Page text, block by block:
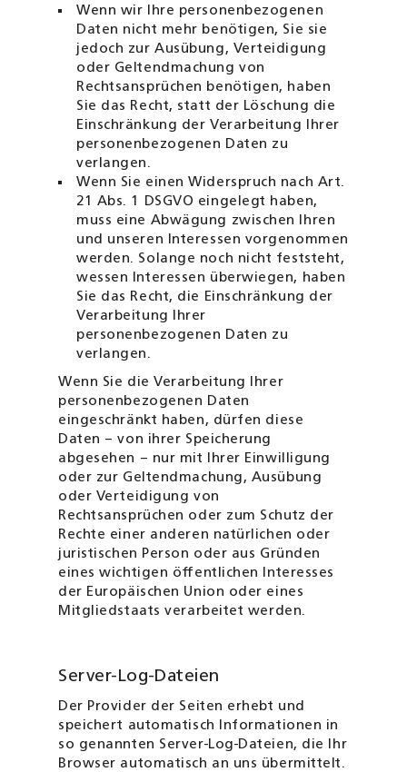
Wenn wir Ihre personenbezogenen
Daten nicht mehr benötigen, Sie sie
jedoch zur Ausübung, Verteidigung
oder Geltendmachung von
Rechtsansprüchen benötigen, haben
Sie das Recht, statt der Löschung die
Einschränkung der Verarbeitung Ihrer
personenbezogenen Daten zu
verlangen.
Wenn Sie einen Widerspruch nach Art.
21 Abs. 1 DSGVO eingelegt haben,
muss eine Abwägung zwischen Ihren
und unseren Interessen vorgenommen
werden. Solange noch nicht feststeht,
wessen Interessen überwiegen, haben
Sie das Recht, die Einschränkung der
Verarbeitung Ihrer
personenbezogenen Daten zu
verlangen.
Wenn Sie die Verarbeitung Ihrer
personenbezogenen Daten
eingeschränkt haben, dürfen diese
Daten – von ihrer Speicherung
abgesehen – nur mit Ihrer Einwilligung
oder zur Geltendmachung, Ausübung
oder Verteidigung von
Rechtsansprüchen oder zum Schutz der
Rechte einer anderen natürlichen oder
juristischen Person oder aus Gründen
eines wichtigen öffentlichen Interesses
der Europäischen Union oder eines
Mitgliedstaats verarbeitet werden.
Server-Log-Dateien
Der Provider der Seiten erhebt und
speichert automatisch Informationen in
so genannten Server-Log-Dateien, die Ihr
Browser automatisch an uns übermittelt.